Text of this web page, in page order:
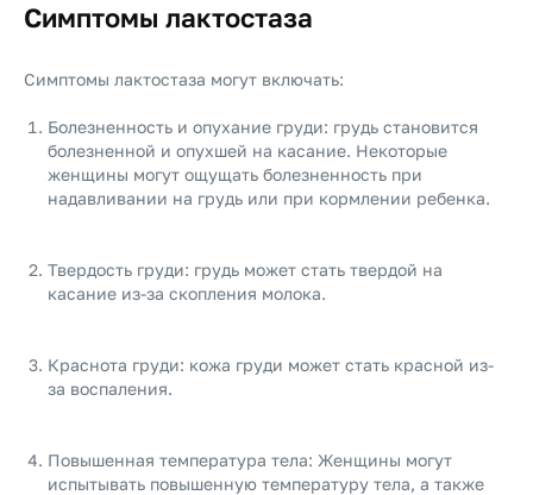
Симптомы лактостаза
Симптомы лактостаза могут включать:
Болезненность и опухание груди: грудь становится
болезненной и опухшей на касание. Некоторые
женщины могут ощущать болезненность при
надавливании на грудь или при кормлении ребенка.
Твердость груди: грудь может стать твердой на
касание из-за скопления молока.
Краснота груди: кожа груди может стать красной из-
за воспаления.
Повышенная температура тела: Женщины могут
испытывать повышенную температуру тела, а также